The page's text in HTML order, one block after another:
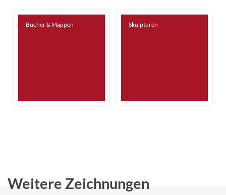
Bücher & Mappen Skulpturen
Weitere Zeichnungen